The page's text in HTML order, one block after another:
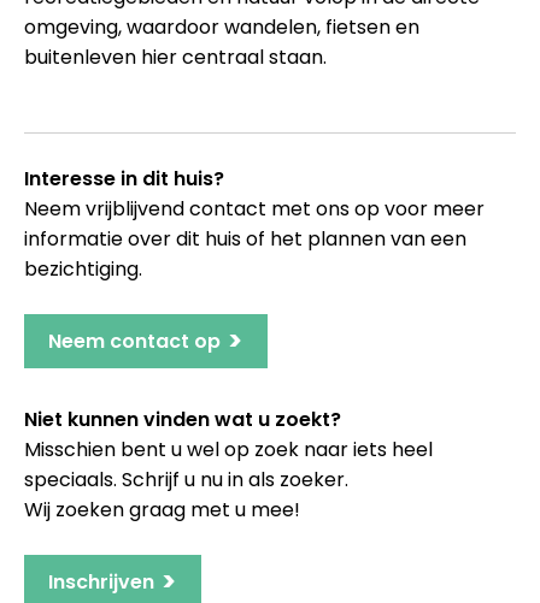
omgeving, waardoor wandelen, fietsen en
buitenleven hier centraal staan.
Interesse in dit huis?
Neem vrijblijvend contact met ons op voor meer
informatie over dit huis of het plannen van een
bezichtiging.
Neem contact op >
Niet kunnen vinden wat u zoekt?
Misschien bent u wel op zoek naar iets heel
speciaals. Schrijf u nu in als zoeker.
Wij zoeken graag met u mee!
Inschrijven >